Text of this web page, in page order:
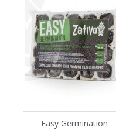
Easy Germination